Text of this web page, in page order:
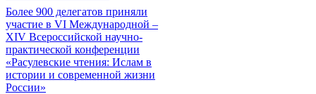
Более 900 делегатов приняли
участие в VI Международной –
ХIV Всероссийской научно-
практической конференции
«Расулевские чтения: Ислам в
истории и современной жизни
России»